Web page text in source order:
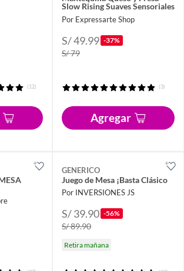
(12)
Slow Rising Suaves Sensoriales
Por Expressarte Shop
S/ 49.99 -37%
S/ 79
(3)
Agregar
GENERICO
Juego de Mesa ¡Basta Clásico
Por INVERSIONES JS
S/ 39.90 -56%
S/ 89.90
Retira mañana